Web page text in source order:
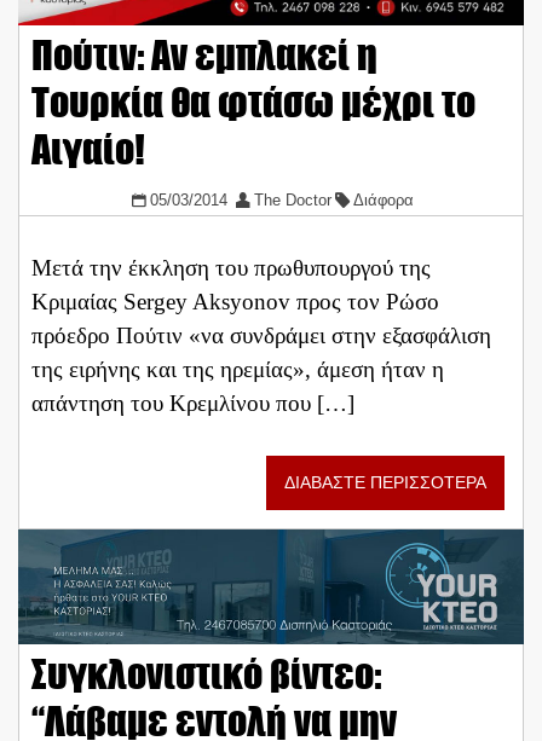
Πούτιν: Αν εμπλακεί η
Τουρκία θα φτάσω μέχρι το
Αιγαίο!
05/03/2014 The Doctor Διάφορα
Μετά την έκκληση του πρωθυπουργού της
Κριμαίας Sergey Aksyonov προς τον Ρώσο
πρόεδρο Πούτιν «να συνδράμει στην εξασφάλιση
της ειρήνης και της ηρεμίας», άμεση ήταν η
απάντηση του Κρεμλίνου που […]
ΔΙΑΒΑΣΤΕ ΠΕΡΙΣΣΟΤΕΡΑ
Συγκλονιστικό βίντεο:
“Λάβαμε εντολή να μην